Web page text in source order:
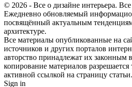
© 2026 - Все о дизайне интерьера.
Ежедневно обновляемый
посвящённый актуальным
архитектуре.
Все материалы опубликованные на
источников и других порталов
авторство принадлежат их законным
копирование материалов разрешается
активной ссылкой на страницу статьи.
Sign in